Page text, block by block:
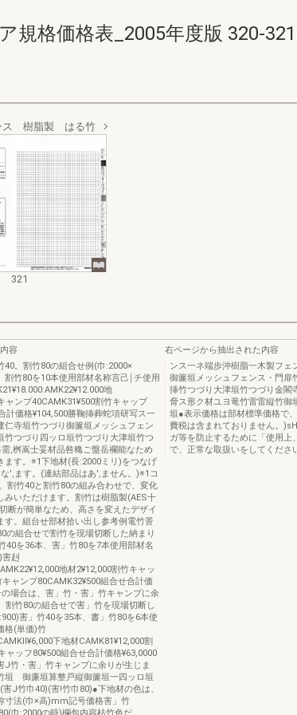
規格価格表_2005年度版 320-
ス 樹脂製 はる竹
321
容
40。割竹80の組合せ例(巾:2000×
割竹80を10本使用部材名称言己￨チ使用
地
ャンプ40CAMK31¥500割竹キャップ
計価格¥104,500勝鞠挿葬蛇項研写ス一
仁寺垣竹つづり御簾垣メッシュフェン
竹つづり四ッロ垣竹つづり大津垣竹つ
,桝嵩士妥材品咎穐ご盤岳襴能なため
ます。※1下地材(長:2000ミリ)をつなげ
',ます。(連結部品はあ',ません。)※1コ
割竹40と割竹80の組み合わせで、変化
みいただけます。割竹は樹脂製(AES十
断が簡単なため、高さを変えたデザイ
す。組台せ部材拾い出し参考例電竹詈
の組合せで割竹を現場切断した納まり
40を36本、害」竹80を7本使用部材名
赳
地材2¥12,000割竹キャッ
ャンプ80CAMK32¥500組合せ合計価
場合は、害」竹・害」竹キャンプに余
割竹80の組合せで害」竹を現場切断し
害」竹40を35本、書」竹80を6本使
格(単価)竹
下地材CAMK81¥12,000割
ャッフ80¥500組合せ合計価格¥63,0000
J竹・害」竹キャンプに余りが生じま
廉垣算整戸縦御簾垣一四ッロ垣
J竹巾40)(害!竹巾80)●下地材の色は、
寸法(巾×高)mm記号価格害」竹
右ページから抽出された内容
ンス一ネ端歩沖樹脂一木製フェ
御簾垣メッシュフェンス・門扉
挿竹つづり大津垣竹つづり金閣
脅ス形ク材ユヨ竜竹雷雷縦竹
垣●表示価格は部材標準価格で
費税は含まれておりません。
ガ等を防止するために「使用上
で、正常な取扱いをしてくださ